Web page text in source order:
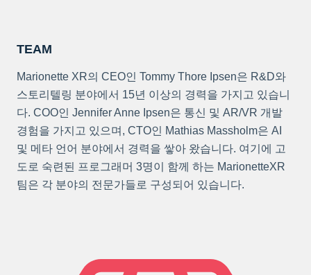
TEAM
Marionette XR의 CEO인 Tommy Thore Ipsen은 R&D와
스토리텔링 분야에서 15년 이상의 경력을 가지고 있습니
다. COO인 Jennifer Anne Ipsen은 통신 및 AR/VR 개발
경험을 가지고 있으며, CTO인 Mathias Massholm은 AI
및 메타 언어 분야에서 경력을 쌓아 왔습니다. 여기에 고
도로 숙련된 프로그래머 3명이 함께 하는 MarionetteXR
팀은 각 분야의 전문가들로 구성되어 있습니다.